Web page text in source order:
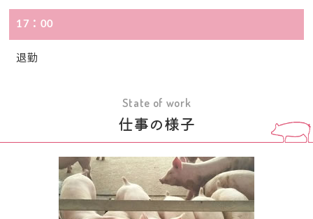
17：00
退勤
State of work
仕事の様子